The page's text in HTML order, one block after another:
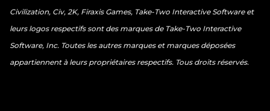
Civilization, Civ, 2K, Firaxis Games, Take-Two Interactive Software et
leurs logos respectifs sont des marques de Take-Two Interactive
Software, Inc. Toutes les autres marques et marques déposées
appartiennent à leurs propriétaires respectifs. Tous droits réservés.